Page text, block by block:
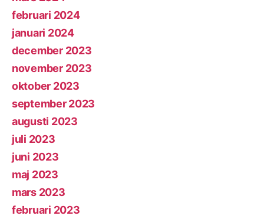
februari 2024
januari 2024
december 2023
november 2023
oktober 2023
september 2023
augusti 2023
juli 2023
juni 2023
maj 2023
mars 2023
februari 2023